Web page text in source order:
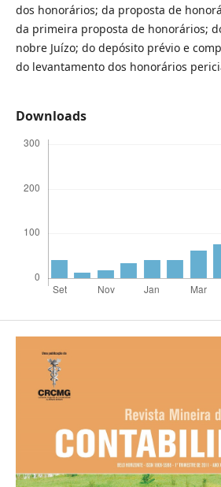
dos honorários; da proposta de
da primeira proposta de honorários;
nobre Juízo; do depósito prévio e
do levantamento dos honorários
Downloads